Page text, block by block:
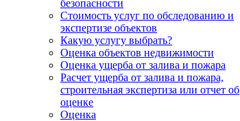
безопасности
Стоимость услуг по обследованию и
экспертизе объектов
Какую услугу выбрать?
Оценка объектов недвижимости
Оценка ущерба от залива и пожара
Расчет ущерба от залива и пожара,
строительная экспертиза или отчет об
оценке
Оценка